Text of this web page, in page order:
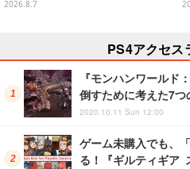
が続々登場
2026.8.7
PS4アクセス
『モンハンワールド
倒すために考えた7つ
2020.10.11 Sun 12:00
ゲーム未購入でも、
る！『ギルティギア